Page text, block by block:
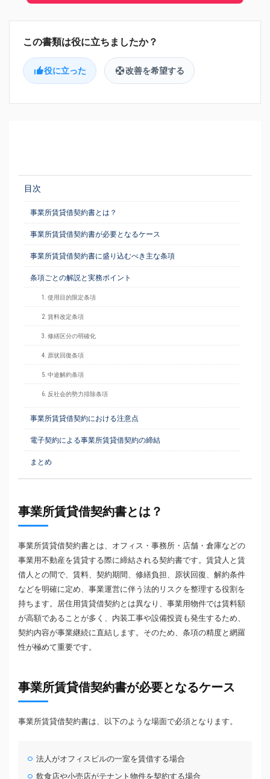
役に立った 改善を希望する
目次
事業所賃貸借契約書とは？
事業所賃貸借契約書が必要となるケース
事業所賃貸借契約書に盛り込むべき主な条項
条項ごとの解説と実務ポイント
1. 使用目的限定条項
2. 賃料改定条項
3. 修繕区分の明確化
4. 原状回復条項
5. 中途解約条項
6. 反社会的勢力排除条項
事業所賃貸借契約における注意点
電子契約による事業所賃貸借契約の締結
まとめ
事業所賃貸借契約書とは？
事業所賃貸借契約書とは、オフィス・事務所・店舗・倉庫などの
事業用不動産を賃貸する際に締結される契約書です。賃貸人と賃
借人との間で、賃料、契約期間、修繕負担、原状回復、解約条件
などを明確に定め、事業運営に伴う法的リスクを整理する役割を
持ちます。居住用賃貸借契約とは異なり、事業用物件では賃料額
が高額であることが多く、内装工事や設備投資も発生するため、
契約内容が事業継続に直結します。そのため、条項の精度と網羅
性が極めて重要です。
事業所賃貸借契約書が必要となるケース
事業所賃貸借契約書は、以下のような場面で必須となります。
法人がオフィスビルの一室を賃借する場合
飲食店や小売店がテナント物件を契約する場合